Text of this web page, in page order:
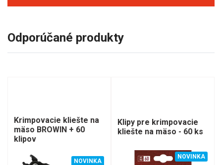
Odporúčané produkty
Krimpovacie kliešte na
mäso BROWIN + 60
klipov
NOVINKA
Klipy pre krimpovacie
kliešte na mäso - 60 ks
NOVINKA